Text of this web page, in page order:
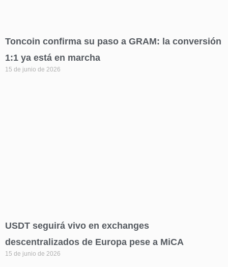
Toncoin confirma su paso a GRAM: la conversión
1:1 ya está en marcha
15 de junio de 2026
USDT seguirá vivo en exchanges
descentralizados de Europa pese a MiCA
15 de junio de 2026